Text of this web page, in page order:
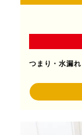
つまり・水漏